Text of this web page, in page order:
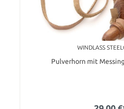
WINDLASS
Pulverhorn mit